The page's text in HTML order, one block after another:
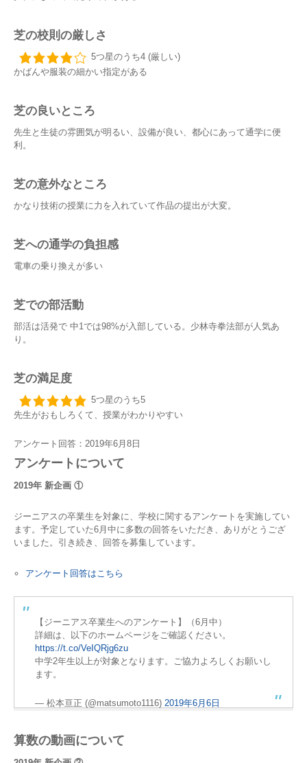
芝の校則の厳しさ
5つ星のうち4 (厳しい)
かばんや服装の細かい指定がある
芝の良いところ
先生と生徒の雰囲気が明るい、設備が良い、都心にあって通学に便
利。
芝の意外なところ
かなり技術の授業に力を入れていて作品の提出が大変。
芝への通学の負担感
電車の乗り換えが多い
芝での部活動
部活は活発で 中1では98%が入部している。少林寺拳法部が人気あ
り。
芝の満足度
5つ星のうち5
先生がおもしろくて、授業がわかりやすい
アンケート回答：2019年6月8日
アンケートについて
2019年 新企画 ①
ジーニアスの卒業生を対象に、学校に関するアンケートを実施してい
ます。予定していた6月中に多数の回答をいただき、ありがとうござ
いました。引き続き、回答を募集しています。
アンケート回答はこちら
【ジーニアス卒業生へのアンケート】（6月中）
詳細は、以下のホームページをご確認ください。
https://t.co/VeIQRjg6zu
中学2年生以上が対象となります。ご協力よろしくお願いし
ます。
— 松本亘正 (@matsumoto1116) 2019年6月6日
算数の動画について